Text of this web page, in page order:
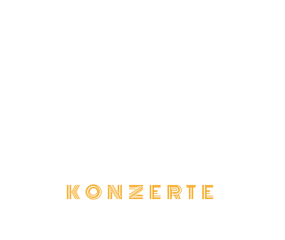
KONZERTE